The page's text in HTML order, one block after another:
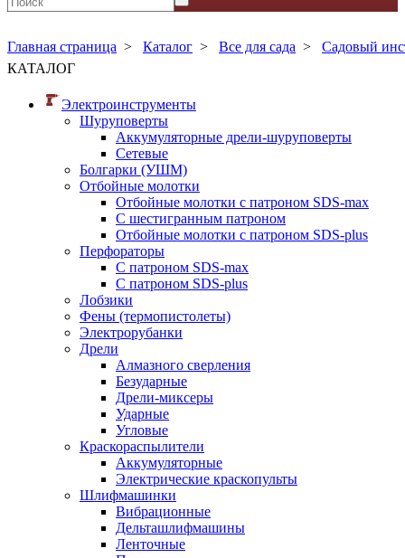
Главная страница > Каталог > Все для сада > Садовый
КАТАЛОГ
Электроинструменты
Шуруповерты
Аккумуляторные дрели-шуруповерты
Сетевые
Болгарки (УШМ)
Отбойные молотки
Отбойные молотки с патроном SDS-max
С шестигранным патроном
Отбойные молотки с патроном SDS-plus
Перфораторы
С патроном SDS-max
С патроном SDS-plus
Лобзики
Фены (термопистолеты)
Электрорубанки
Дрели
Алмазного сверления
Безударные
Дрели-миксеры
Ударные
Угловые
Краскораспылители
Аккумуляторные
Электрические краскопульты
Шлифмашинки
Вибрационные
Дельташлифмашины
Ленточные